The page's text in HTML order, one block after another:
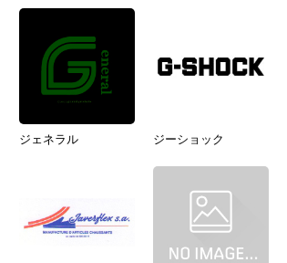
ジェネラル ジーショック